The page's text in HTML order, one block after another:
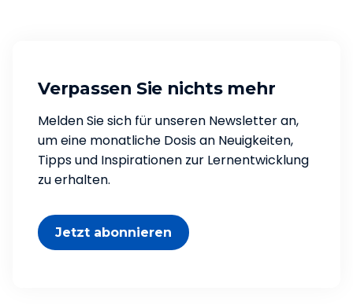
Verpassen Sie nichts mehr
Melden Sie sich für unseren Newsletter an,
um eine monatliche Dosis an Neuigkeiten,
Tipps und Inspirationen zur Lernentwicklung
zu erhalten.
Jetzt abonnieren